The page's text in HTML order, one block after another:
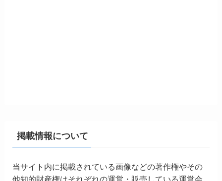
掲載情報について
当サイト内に掲載されている画像などの著作権やその
他知的財産権はそれぞれの運営・販売している運営会